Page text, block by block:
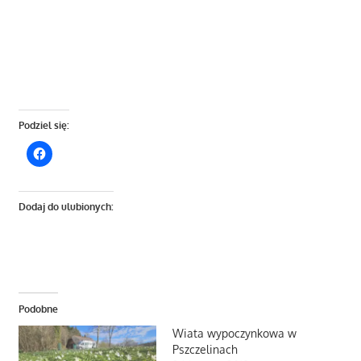
Podziel się:
Dodaj do ulubionych:
Podobne
Wiata wypoczynkowa w
Pszczelinach